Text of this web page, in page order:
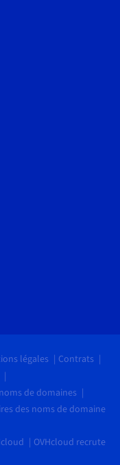
légales
Contrats
de domaines
des noms de domaine
OVHcloud recrute